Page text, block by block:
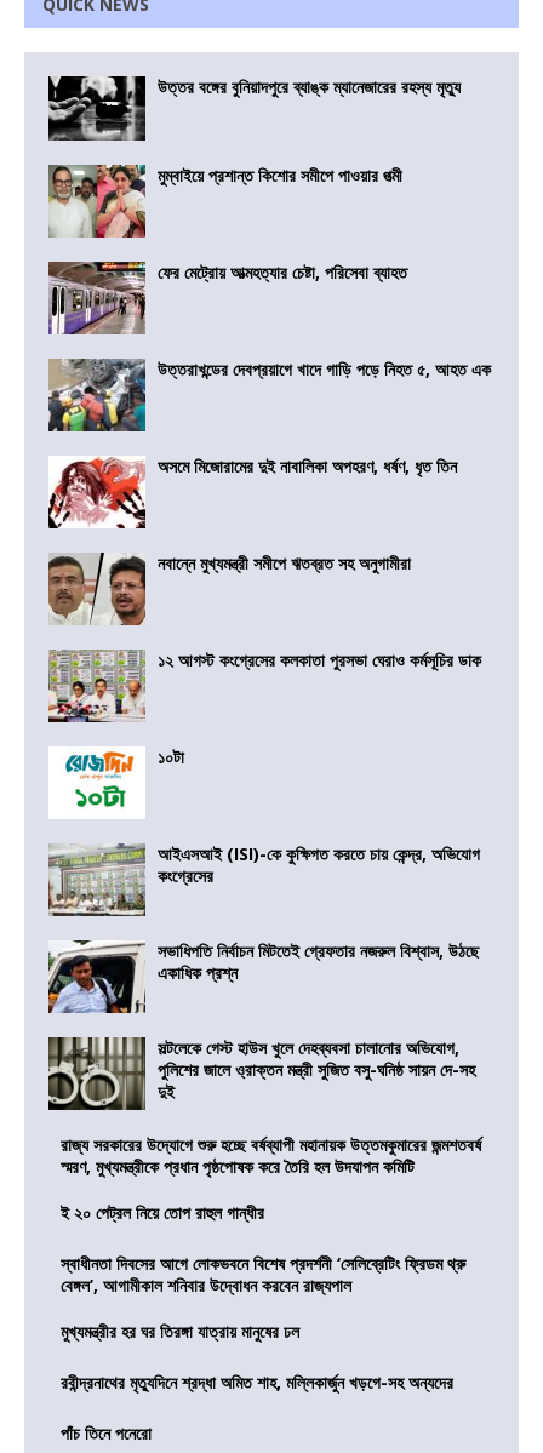
উত্তর বঙ্গের বুনিয়াদপুরে ব্যাঙ্ক ম্যানেজারের রহস্য মৃত্যু
মুম্বাইয়ে প্রশান্ত কিশোর সমীপে পাওয়ার পত্মী
ফের মেট্রোয় আত্মহত্যার চেষ্টা, পরিসেবা ব্যাহত
উত্তরাখন্ডের দেবপ্রয়াগে খাদে গাড়ি পড়ে নিহত ৫, আহত এক
অসমে মিজোরামের দুই নাবালিকা অপহরণ, ধর্ষণ, ধৃত তিন
নবান্নে মুখ্যমন্ত্রী সমীপে ঋতব্রত সহ অনুগামীরা
১২ আগস্ট কংগ্রেসের কলকাতা পুরসভা ঘেরাও কর্মসূচির ডাক
১০টা
আইএসআই (ISI)-কে কুক্ষিগত করতে চায় কেন্দ্র, অভিযোগ
কংগ্রেসের
সভাধিপতি নির্বাচন মিটতেই গ্রেফতার নজরুল বিশ্বাস, উঠছে
একাধিক প্রশ্ন
সল্টলেকে গেস্ট হাউস খুলে দেহব্যবসা চালানোর অভিযোগ,
পুলিশের জালে ও্রাক্তন মন্ত্রী সুজিত বসু-ঘনিষ্ঠ সায়ন দে-সহ
দুই
রাজ্য সরকারের উদ্যোগে শুরু হচ্ছে বর্ষব্যাপী মহানায়ক উত্তমকুমারের জন্মশতবর্ষ
স্মরণ, মুখ্যমন্ত্রীকে প্রধান পৃষ্ঠপোষক করে তৈরি হল উদযাপন কমিটি
ই ২০ পেট্রল নিয়ে তোপ রাহুল গান্ধীর
স্বাধীনতা দিবসের আগে লোকভবনে বিশেষ প্রদর্শনী ‘সেলিব্রেটিং ফ্রিডম থ্রু
বেঙ্গল’, আগামীকাল শনিবার উদ্বোধন করবেন রাজ্যপাল
মুখ্যমন্ত্রীর হর ঘর তিরঙ্গা যাত্রায় মানুষের ঢল
রবীন্দ্রনাথের মৃত্যুদিনে শ্রদ্ধা অমিত শাহ, মল্লিকার্জুন খড়গে-সহ অন্যদের
পাঁচ তিনে পনেরো